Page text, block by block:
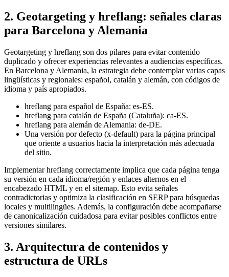
2. Geotargeting y hreflang: señales claras
para Barcelona y Alemania
Geotargeting y hreflang son dos pilares para evitar contenido
duplicado y ofrecer experiencias relevantes a audiencias específicas.
En Barcelona y Alemania, la estrategia debe contemplar varias capas
lingüísticas y regionales: español, catalán y alemán, con códigos de
idioma y país apropiados.
hreflang para español de España: es-ES.
hreflang para catalán de España (Cataluña): ca-ES.
hreflang para alemán de Alemania: de-DE.
Una versión por defecto (x-default) para la página principal
que oriente a usuarios hacia la interpretación más adecuada
del sitio.
Implementar hreflang correctamente implica que cada página tenga
su versión en cada idioma/región y enlaces alternos en el
encabezado HTML y en el sitemap. Esto evita señales
contradictorias y optimiza la clasificación en SERP para búsquedas
locales y multilingües. Además, la configuración debe acompañarse
de canonicalización cuidadosa para evitar posibles conflictos entre
versiones similares.
3. Arquitectura de contenidos y
estructura de URLs